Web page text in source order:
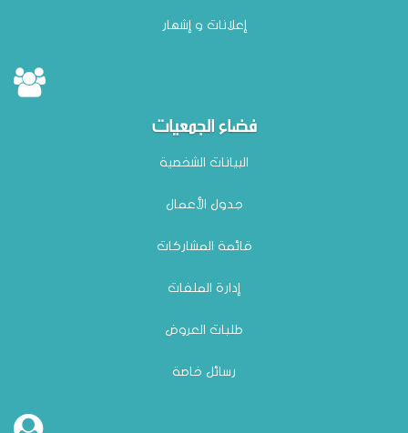
إعلانات و إشهار
فضاء الجمعيات
البيانات الشخصية
جدول الأعمال
قائمة المشاركات
إدارة الملفات
طلبات العروض
رسائل خاصة